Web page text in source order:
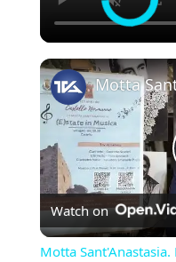
Watch on
Motta